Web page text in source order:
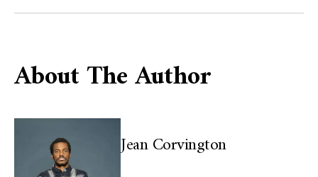
About The Author
Jean Corvington